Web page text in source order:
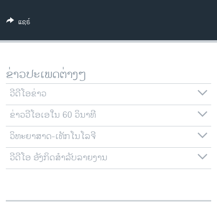
ລາຍການກະຈາຍສຽງ
ຕິດຕາມພວກເຮົາ ທີ່
ພາສາຕ່າງໆ
ແຊຣ໌
ຂ່າວປະເພດຕ່າງໆ
ວີດີໂອຂ່າວ
ຂ່າວວີໂອເອໃນ 60 ວິນາທີ
ວິທະຍາສາດ-ເທັກໂນໂລຈີ
ວີດີໂອ ອັງກິດສຳລັບລາຍງານ